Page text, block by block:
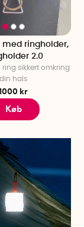
ringholder,
2.0
sikkert omkring
din hals
kr
Køb